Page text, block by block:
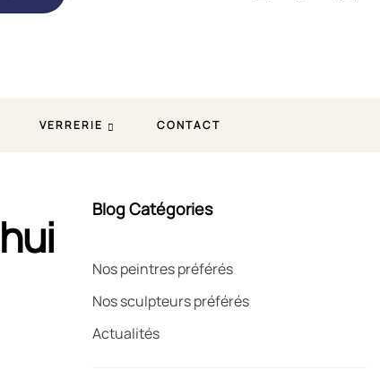
VERRERIE CONTACT
Blog Catégories
Nos peintres préférés
Nos sculpteurs préférés
Actualités